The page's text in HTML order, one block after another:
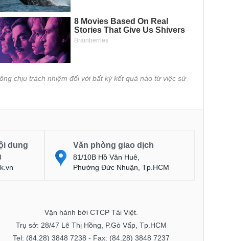
chịu trách nhiệm đối với bất kỳ kết quả nào từ việc sử
dung Văn phòng giao dịch
81/10B Hồ Văn Huê,
Phường Đức Nhuận, Tp.HCM
Vận hành bởi CTCP Tài Việt.
Trụ sở: 28/47 Lê Thị Hồng, P.Gò Vấp, Tp.HCM
Tel: (84.28) 3848 7238 - Fax: (84.28) 3848 7237